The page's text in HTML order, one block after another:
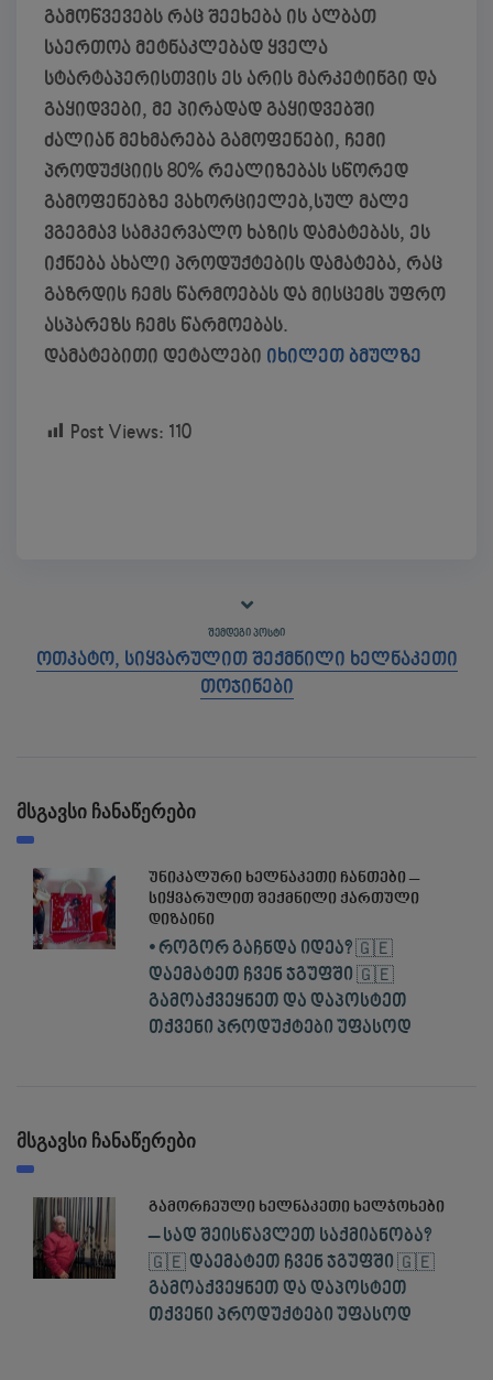
გამოწვევებს რაც შეეხება ის ალბათ
საერთოა მეტნაკლებად ყველა
სტარტაპერისთვის ეს არის მარკეტინგი და
გაყიდვები, მე პირადად გაყიდვებში
ძალიან მეხმარება გამოფენები, ჩემი
პროდუქციის 80% რეალიზებას სწორედ
გამოფენებზე ვახორციელებ,სულ მალე
ვგეგმავ სამკერვალო ხაზის დამატებას, ეს
იქნება ახალი პროდუქტების დამატება, რაც
გაზრდის ჩემს წარმოებას და მისცემს უფრო
ასპარეზს ჩემს წარმოებას.
დამატებითი დეტალები იხილეთ ბმულზე
Post Views: 110
ᲨᲔᲛᲓᲔᲒᲘ ᲞᲝᲡᲢᲘ
ოთკატო, სიყვარულით შექმნილი ხელნაკეთი
თოჯინები
მსგავსი ჩანაწერები
უნიკალური ხელნაკეთი ჩანთები –
სიყვარულით შექმნილი ქართული
დიზაინი
• როგორ გაჩნდა იდეა? 🇬🇪
დაემატეთ ჩვენ ჯგუფში 🇬🇪
გამოაქვეყნეთ და დაპოსტეთ
თქვენი პროდუქტები უფასოდ
მსგავსი ჩანაწერები
გამორჩეული ხელნაკეთი ხელჯოხები
– სად შეისწავლეთ საქმიანობა?
🇬🇪 დაემატეთ ჩვენ ჯგუფში 🇬🇪
გამოაქვეყნეთ და დაპოსტეთ
თქვენი პროდუქტები უფასოდ